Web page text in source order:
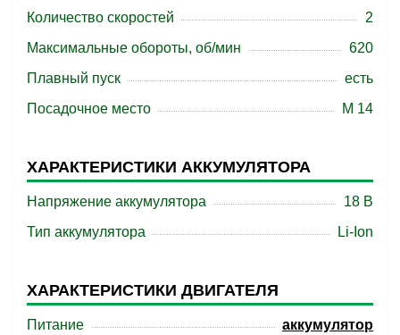
Количество скоростей
2
Максимальные обороты, об/мин
620
Плавный пуск
есть
Посадочное место
М 14
ХАРАКТЕРИСТИКИ АККУМУЛЯТОРА
Напряжение аккумулятора
18 B
Тип аккумулятора
Li-Ion
ХАРАКТЕРИСТИКИ ДВИГАТЕЛЯ
Питание аккумулятор